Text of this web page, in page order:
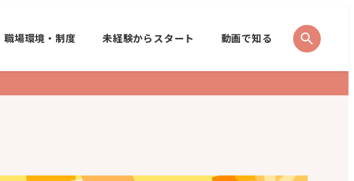
職場環境・制度 未経験からスタート 動画で知る search